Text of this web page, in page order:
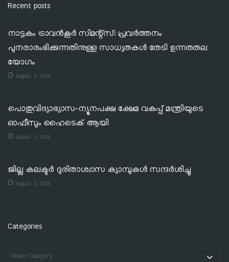
Recent posts
നാട്ടകം ട്രാവൻകൂർ സിമന്റ്‌സ്: പ്രവർത്തനം
പുനരാരംഭിക്കുന്നതിനുള്ള സാധ്യതകൾ തേടി ഉന്നതതല
യോഗം
August 5, 2026
പൊതുവിദ്യാഭ്യാസ-ന്യൂനപക്ഷ ക്ഷേമ വകുപ്പ് മന്ത്രിയുടെ
ഓഫീസും ഹൈടെക് ആയി
August 5, 2026
ജില്ല കലക്ടര്‍ ദുരിതാശ്വാസ ക്യാമ്പുകള്‍ സന്ദര്‍ശിച്ചു
August 5, 2026
Categories